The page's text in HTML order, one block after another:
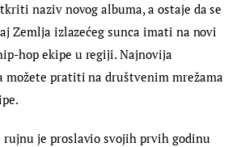
naziv novog albuma, a ostaje da se
Zemlja izlazećeg sunca imati na novi
hop ekipe u regiji. Najnovija
možete pratiti na društvenim mrežama
rujnu je proslavio svojih prvih godinu